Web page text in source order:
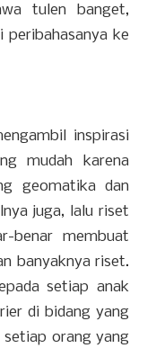
tulen banget,
ke
inspirasi
mudah karena
geomatika dan
juga, lalu riset
benar membuat
banyaknya riset.
setiap anak
di bidang yang
orang yang